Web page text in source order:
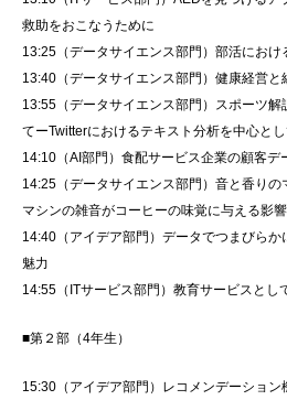
救助をおこなうために
13:25（データサイエンス部門）部活にお
13:40（データサイエンス部門 ） 健康経営と
13:55（データサイエンス部門 ） スポーツ解
てーTwitterにおけるテキスト分析を中心と
14:10（AI部門 ） 食配サービス企業の顧客デ
14:25（データサイエンス部門 ） 音と香りの
マシンの雑音がコーヒーの味覚に与える影響
14:40（アイデア部門 ） データでつまびらか
魅力
14:55（ITサービス部門 ） 教育サービスとし
■第２部（4年生）
15:30（アイデア部門 ） レコメンデーション